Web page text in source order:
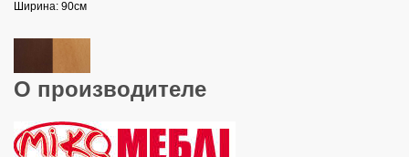
Ширина: 90см
О производителе